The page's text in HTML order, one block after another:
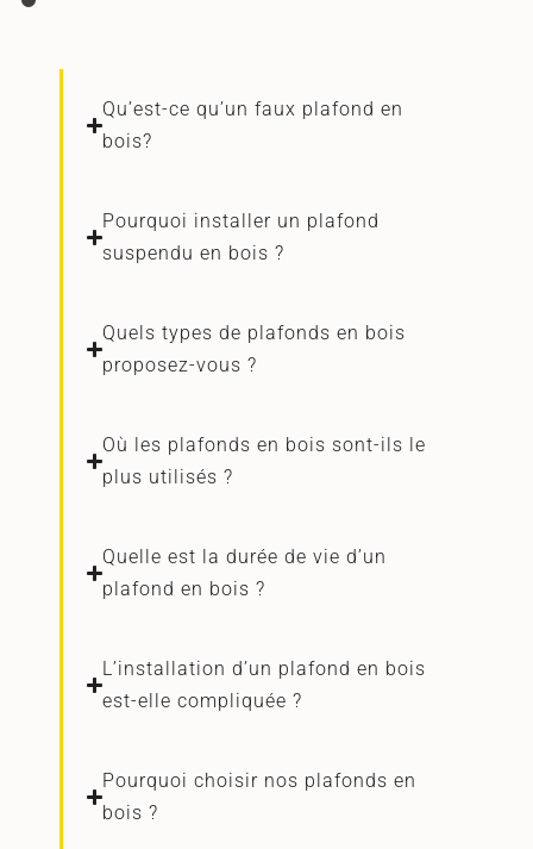
Qu’est-ce qu’un faux plafond en
bois?
Pourquoi installer un plafond
suspendu en bois ?
Quels types de plafonds en bois
proposez-vous ?
Où les plafonds en bois sont-ils le
plus utilisés ?
Quelle est la durée de vie d’un
plafond en bois ?
L’installation d’un plafond en bois
est-elle compliquée ?
Pourquoi choisir nos plafonds en
bois ?